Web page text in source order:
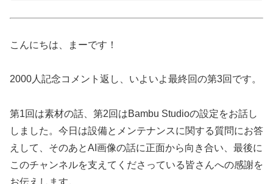
こんにちは、まーです！
2000人記念コメント返し、いよいよ最終回の第3回です。
第1回は素材の話、第2回はBambu Studioの設定をお話し
しました。今日は設備とメンテナンスに関する質問にお答
えして、そのあとAI画像の話に正面から向き合い、最後に
このチャンネルを支えてくださっている皆さんへの感謝を